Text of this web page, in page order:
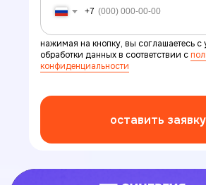
+7
нажимая на кнопку, вы соглашаетесь
обработки данных в соответствии с
конфиденциальности
оставить заявку